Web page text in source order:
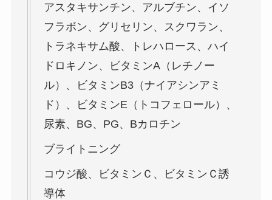
アスタキサンチン、アルブチン、イソ
フラボン、グリセリン、スクワラン、
トラネキサム酸、トレハロース、ハイ
ドロキノン、ビタミンA（レチノー
ル）、ビタミンB3（ナイアシンアミ
ド）、ビタミンE（トコフェロール）、
尿素、BG、PG、Βカロチン
ブライトニング
コウジ酸、ビタミンＣ、ビタミンＣ誘
導体